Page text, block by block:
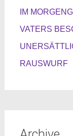
IM
VATERS
RAUSWURF